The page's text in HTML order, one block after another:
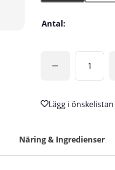
Antal:
Näring & Ingredienser